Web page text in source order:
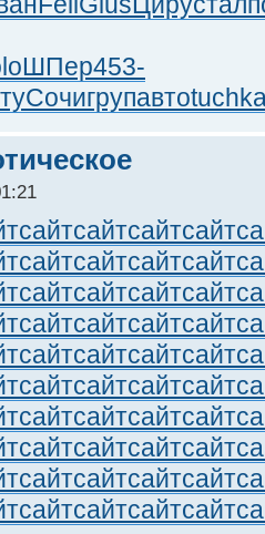
ШПер453-
Сочигрупавто
сайтсайтсайтсайт
сайтсайтсайтсайт
сайтсайтсайтсайт
сайтсайтсайтсайт
сайтсайтсайтсайт
сайтсайтсайтсайт
сайтсайтсайтсайт
сайтсайтсайтсайт
сайтсайтсайтсайт
сайтсайтсайтсайт